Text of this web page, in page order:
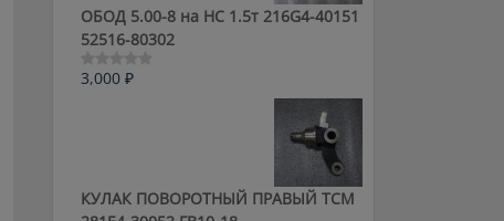
ОБОД 5.00-8 на HC 1.5т 216G4-40151
52516-80302
Оценка
3,000 ₽
КУЛАК ПОВОРОТНЫЙ ПРАВЫЙ ТСМ